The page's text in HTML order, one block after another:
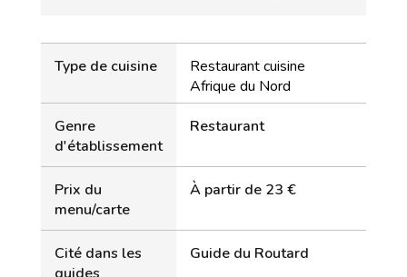
Type de cuisine
Restaurant cuisine
Afrique du Nord
Genre
d'établissement
Restaurant
Prix du
menu/carte
À partir de 23 €
Cité dans les
Guide du Routard